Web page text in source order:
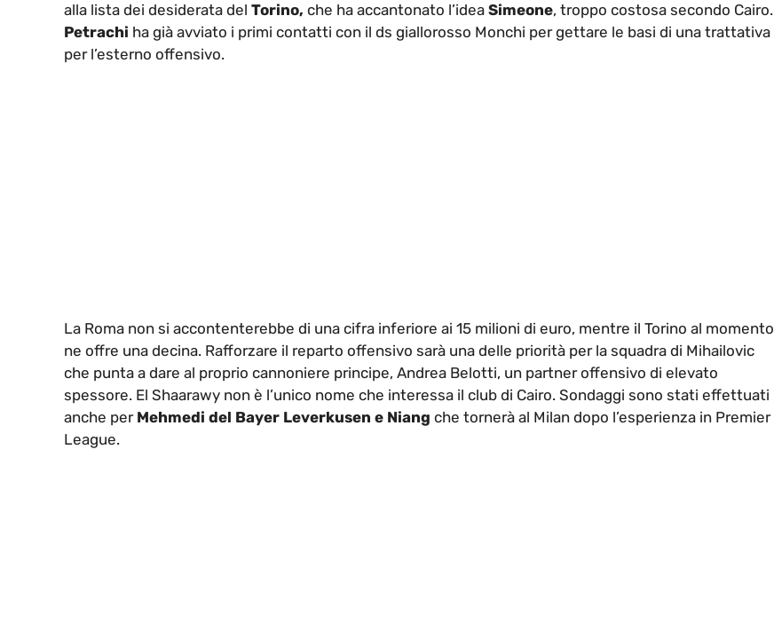
alla lista dei desiderata del Torino, che ha accantonato l’idea Simeone, troppo costosa secondo Cairo.
Petrachi ha già avviato i primi contatti con il ds giallorosso Monchi per gettare le basi di una trattativa
per l’esterno offensivo.
La Roma non si accontenterebbe di una cifra inferiore ai 15 milioni di euro, mentre il Torino al momento
ne offre una decina. Rafforzare il reparto offensivo sarà una delle priorità per la squadra di Mihailovic
che punta a dare al proprio cannoniere principe, Andrea Belotti, un partner offensivo di elevato
spessore. El Shaarawy non è l’unico nome che interessa il club di Cairo. Sondaggi sono stati effettuati
anche per Mehmedi del Bayer Leverkusen e Niang che tornerà al Milan dopo l’esperienza in Premier
League.